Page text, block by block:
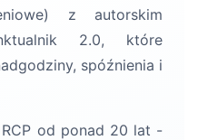
z autorskim
2.0, które
spóźnienia i
od ponad 20 lat -